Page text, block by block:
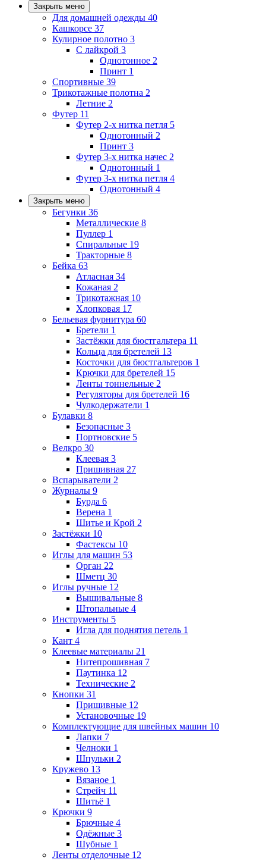
Закрыть меню
Для домашней одежды 40
Кашкорсе 37
Кулирное полотно 3
С лайкрой 3
Однотонное 2
Принт 1
Спортивные 39
Трикотажные полотна 2
Летние 2
Футер 11
Футер 2-х нитка петля 5
Однотонный 2
Принт 3
Футер 3-х нитка начес 2
Однотонный 1
Футер 3-х нитка петля 4
Однотонный 4
Закрыть меню
Бегунки 36
Металлические 8
Пуллер 1
Спиральные 19
Тракторные 8
Бейка 63
Атласная 34
Кожаная 2
Трикотажная 10
Хлопковая 17
Бельевая фурнитура 60
Бретели 1
Застёжки для бюстгальтера 11
Кольца для бретелей 13
Косточки для бюстгальтеров 1
Крючки для бретелей 15
Ленты тоннельные 2
Регуляторы для бретелей 16
Чулкодержатели 1
Булавки 8
Безопасные 3
Портновские 5
Велкро 30
Клеевая 3
Пришивная 27
Вспарыватели 2
Журналы 9
Бурда 6
Верена 1
Шитье и Крой 2
Застёжки 10
Фастексы 10
Иглы для машин 53
Орган 22
Шметц 30
Иглы ручные 12
Вышивальные 8
Штопальные 4
Инструменты 5
Игла для поднятия петель 1
Кант 4
Клеевые материалы 21
Нитепрошивная 7
Паутинка 12
Технические 2
Кнопки 31
Пришивные 12
Установочные 19
Комплектующие для швейных машин 10
Лапки 7
Челноки 1
Шпульки 2
Кружево 13
Вязаное 1
Стрейч 11
Шитьё 1
Крючки 9
Брючные 4
Одёжные 3
Шубные 1
Ленты отделочные 12